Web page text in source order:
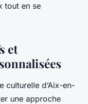
tout en se
et
culturelle d’Aix-en-
une approche